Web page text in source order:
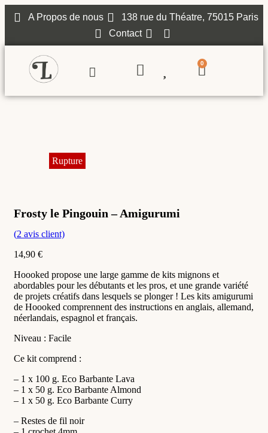
A Propos de nous
138 rue du Théatre, 75015 Paris
Contact
0
Frosty le Pingouin – Amigurumi
(2 avis client)
14,90 €
Hoooked propose une large gamme de kits mignons et
abordables pour les débutants et les pros, et une grande variété
de projets créatifs dans lesquels se plonger ! Les kits amigurumi
de Hoooked comprennent des instructions en anglais, allemand,
néerlandais, espagnol et français.
Niveau : Facile
Ce kit comprend :
– 1 x 100 g. Eco Barbante Lava
– 1 x 50 g. Eco Barbante Almond
– 1 x 50 g. Eco Barbante Curry
– Restes de fil noir